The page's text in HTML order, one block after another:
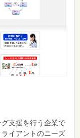
支援を行う企業で
イアントのニーズ